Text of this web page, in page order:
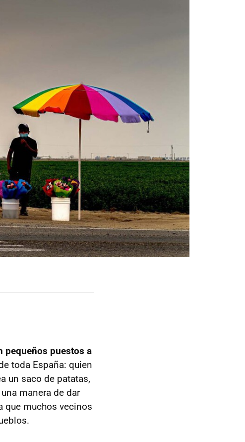
pequeños puestos a
toda España: quien
un saco de patatas,
manera de dar
que muchos vecinos